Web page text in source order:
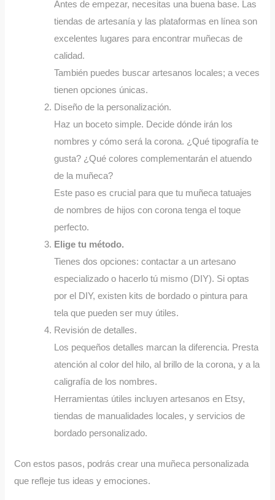
Antes de empezar, necesitas una buena base. Las
tiendas de artesanía y las plataformas en línea son
excelentes lugares para encontrar muñecas de
calidad.
También puedes buscar artesanos locales; a veces
tienen opciones únicas.
Diseño de la personalización.
Haz un boceto simple. Decide dónde irán los
nombres y cómo será la corona. ¿Qué tipografía te
gusta? ¿Qué colores complementarán el atuendo
de la muñeca?
Este paso es crucial para que tu muñeca tatuajes
de nombres de hijos con corona tenga el toque
perfecto.
Elige tu método.
Tienes dos opciones: contactar a un artesano
especializado o hacerlo tú mismo (DIY). Si optas
por el DIY, existen kits de bordado o pintura para
tela que pueden ser muy útiles.
Revisión de detalles.
Los pequeños detalles marcan la diferencia. Presta
atención al color del hilo, al brillo de la corona, y a la
caligrafía de los nombres.
Herramientas útiles incluyen artesanos en Etsy,
tiendas de manualidades locales, y servicios de
bordado personalizado.
Con estos pasos, podrás crear una muñeca personalizada
que refleje tus ideas y emociones.